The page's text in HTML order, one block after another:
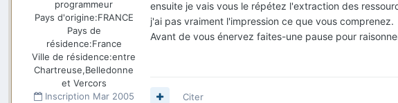
programmeur
Pays d'origine:FRANCE
Pays de
résidence:France
Ville de résidence:entre
Chartreuse,Belledonne
et Vercors
Inscription Mar 2005
ensuite je vais vous le répétez l'extraction des
j'ai pas vraiment l'impression ce que vous comprenez.
Avant de vous énervez faites-une pause pour
Citer